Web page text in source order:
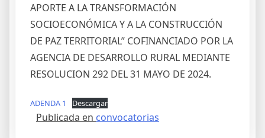
APORTE A LA TRANSFORMACIÓN
SOCIOECONÓMICA Y A LA CONSTRUCCIÓN
DE PAZ TERRITORIAL” COFINANCIADO POR LA
AGENCIA DE DESARROLLO RURAL MEDIANTE
RESOLUCION 292 DEL 31 MAYO DE 2024.
ADENDA 1 Descargar
Publicada en convocatorias